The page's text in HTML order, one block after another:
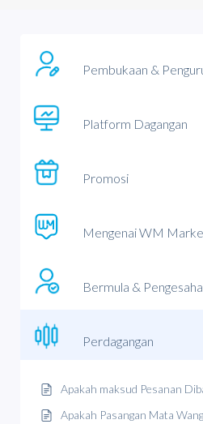
Pembukaan &
Platform Dagangan
Promosi
Mengenai WM
Bermula &
Perdagangan
Apakah maksud Pesanan
Apakah Pasangan Mata